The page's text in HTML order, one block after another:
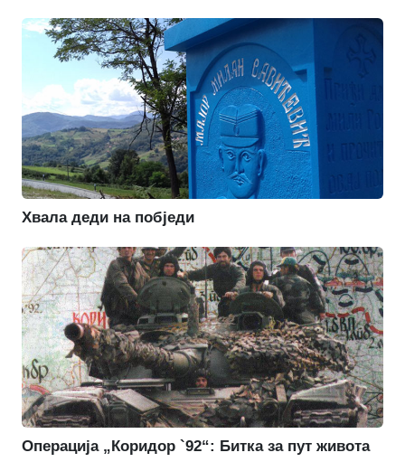
Хвала деди на побједи
Операција „Коридор `92“: Битка за пут живота